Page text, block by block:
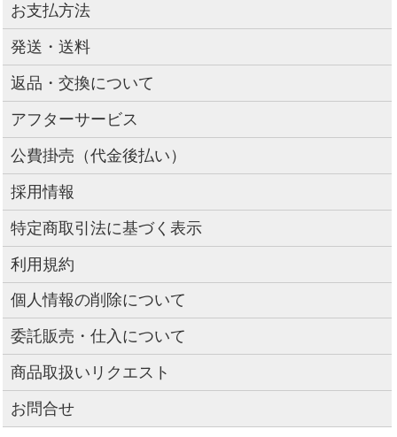
お支払方法
発送・送料
返品・交換について
アフターサービス
公費掛売（代金後払い）
採用情報
特定商取引法に基づく表示
利用規約
個人情報の削除について
委託販売・仕入について
商品取扱いリクエスト
お問合せ